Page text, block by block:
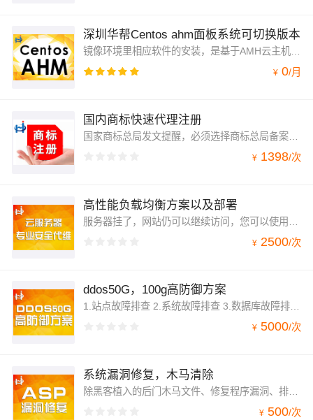
深圳华帮Centos ahm面板系统可切换版本
镜像环境里相应软件的安装，是基于AMH云主机主板的一键安装脚本，在此基础上修改、优化了相应功能，编译安装完成。
¥ 0/月
国内商标快速代理注册
国家商标总局发文提醒，必须选择商标总局备案单位来商标代理注册！不然您钱花了，后面就没有下文了。本款产品是五折，没有利润，如要开发票请您加8个点税费，开票金额为买价！我们是一般纳税人企业，谢谢理解啊！
¥ 1398/次
高性能负载均衡方案以及部署
¥ 2500/次
ddos50G，100g高防御方案
1.站点故障排查 2.系统故障排查 3.数据库故障排查 4.运行环境故障排查 另外可以对网站有秒开要求的系统调优，达到网页秒开级别；我们也提供DDOS攻击防御CC攻击防御方案部署实施
¥ 5000/次
系统漏洞修复，木马清除
除黑客植入的后门木马文件、修复程序漏洞、排除程序错误，保障网站正常运行。
¥ 500/次